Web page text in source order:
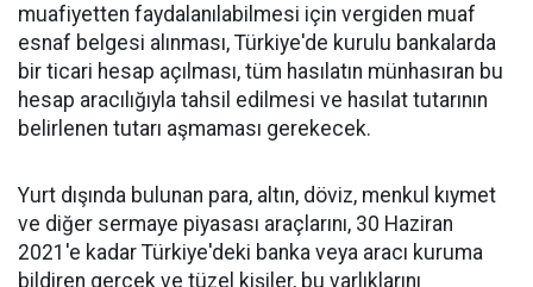
muafiyetten faydalanılabilmesi için vergiden muaf
esnaf belgesi alınması, Türkiye'de kurulu bankalarda
bir ticari hesap açılması, tüm hasılatın münhasıran bu
hesap aracılığıyla tahsil edilmesi ve hasılat tutarının
belirlenen tutarı aşmaması gerekecek.
Yurt dışında bulunan para, altın, döviz, menkul kıymet
ve diğer sermaye piyasası araçlarını, 30 Haziran
2021'e kadar Türkiye'deki banka veya aracı kuruma
bildiren gerçek ve tüzel kişiler, bu varlıklarını